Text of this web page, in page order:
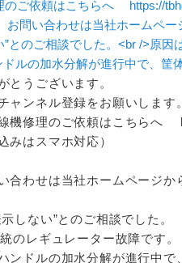
とうございます。
ャンネル登録をお願いします。
機修理のご依頼はこちらへ
みはスマホ対応）
わせは当社ホームページか
しない”とのご相談でした。
のレギュレーター故障です。
ンドルの加水分解が進行中で